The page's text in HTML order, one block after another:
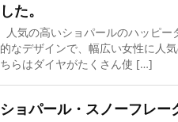
した。
人気の高いショパールのハッピ
的なデザインで、幅広い女性に人
ちらはダイヤがたくさん使 […]
ショパール・スノーフレ